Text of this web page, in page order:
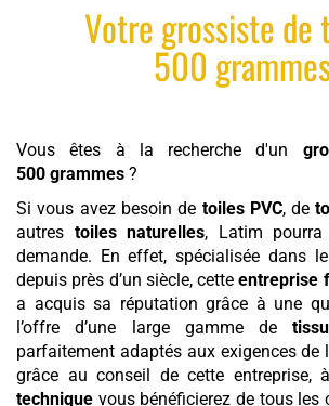
Votregrossistede
500
Vous êtes à la recherche d'un
500 grammes ?
Si vous avez besoin de toiles PVC, de
autres toiles naturelles, Latim
demande. En effet, spécialisée dans
depuis près d’un siècle, cetteentreprise
a acquis sa réputation grâce à une
l’offre d’une large gamme de
parfaitement adaptés aux exigences de
grâce au conseil de cette entreprise,
technique vous bénéficierez de tous les